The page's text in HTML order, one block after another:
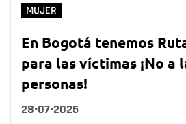
MUJER
En Bogotá tenemos
para las víctimas ¡No a
personas!
28•07•2025